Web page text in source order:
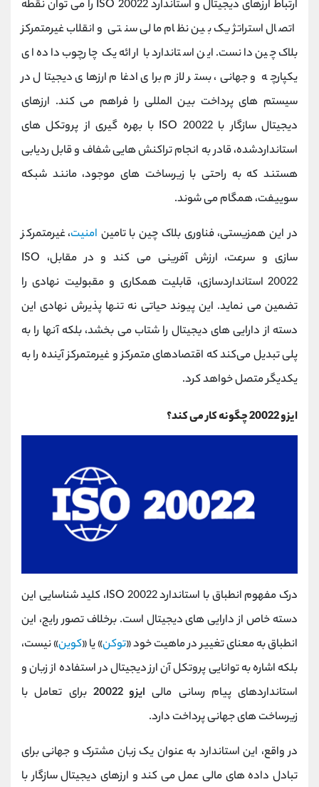
ارتباط ارزهای دیجیتال و استاندارد ISO 20022 را می‌ توان نقطه
اتصال استراتژیک بین نظام مالی سنتی و انقلاب غیرمتمرکز
بلاک ‌چین دانست. این استاندارد با ارائه یک چارچوب داده ‌ای
یکپارچه و جهانی، بستر لازم برای ادغام ارزهای دیجیتال در
سیستم ‌های پرداخت بین‌ المللی را فراهم می کند. ارزهای
دیجیتال سازگار با ISO 20022 با بهره ‌گیری از پروتکل‌ های
استانداردشده، قادر به انجام تراکنش‌ هایی شفاف و قابل ردیابی
هستند که به ‌راحتی با زیرساخت ‌های موجود، مانند شبکه
سوییفت، همگام می‌ شوند.
در این همزیستی، فناوری بلاک‌ چین با تامین امنیت، غیرمتمرکز
سازی و سرعت، ارزش آفرینی می کند و در مقابل، ISO
20022 استانداردسازی، قابلیت همکاری و مقبولیت نهادی را
تضمین می ‌نماید. این پیوند حیاتی نه تنها پذیرش نهادی این
دسته از دارایی ‌های دیجیتال را شتاب می ‌بخشد، بلکه آنها را به
پلی تبدیل می‌کند که اقتصادهای متمرکز و غیرمتمرکز آینده را به
یکدیگر متصل خواهد کرد.
ایزو 20022 چگونه کار می کند؟
درک مفهوم انطباق با استاندارد ISO 20022، کلید شناسایی این
دسته خاص از دارایی ‌های دیجیتال است. برخلاف تصور رایج، این
انطباق به‌ معنای تغییر در ماهیت خود «توکن» یا «کوین» نیست،
بلکه اشاره به توانایی پروتکل آن ارز دیجیتال در استفاده از زبان و
استانداردهای پیام ‌رسانی مالی ایزو 20022
برای تعامل با
زیرساخت ‌های جهانی پرداخت دارد.
در واقع، این استاندارد به ‌عنوان یک زبان مشترک و جهانی برای
تبادل داده ‌های مالی عمل می کند و ارزهای دیجیتال سازگار با